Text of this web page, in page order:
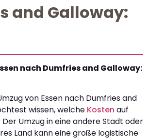
and Galloway:
nach Dumfries and Galloway:
von Essen nach Dumfries and
wissen, welche Kosten auf
Umzug in eine andere Stadt oder
Land kann eine große logistische